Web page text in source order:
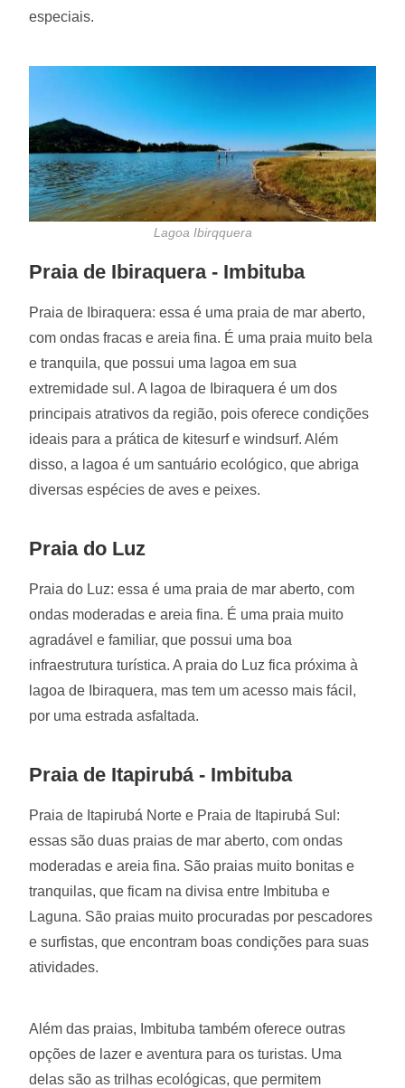
especiais.
Lagoa Ibirqquera
Praia de Ibiraquera - Imbituba
Praia de Ibiraquera: essa é uma praia de mar aberto,
com ondas fracas e areia fina. É uma praia muito bela
e tranquila, que possui uma lagoa em sua
extremidade sul. A lagoa de Ibiraquera é um dos
principais atrativos da região, pois oferece condições
ideais para a prática de kitesurf e windsurf. Além
disso, a lagoa é um santuário ecológico, que abriga
diversas espécies de aves e peixes.
Praia do Luz
Praia do Luz: essa é uma praia de mar aberto, com
ondas moderadas e areia fina. É uma praia muito
agradável e familiar, que possui uma boa
infraestrutura turística. A praia do Luz fica próxima à
lagoa de Ibiraquera, mas tem um acesso mais fácil,
por uma estrada asfaltada.
Praia de Itapirubá - Imbituba
Praia de Itapirubá Norte e Praia de Itapirubá Sul:
essas são duas praias de mar aberto, com ondas
moderadas e areia fina. São praias muito bonitas e
tranquilas, que ficam na divisa entre Imbituba e
Laguna. São praias muito procuradas por pescadores
e surfistas, que encontram boas condições para suas
atividades.
Além das praias, Imbituba também oferece outras
opções de lazer e aventura para os turistas. Uma
delas são as trilhas ecológicas, que permitem